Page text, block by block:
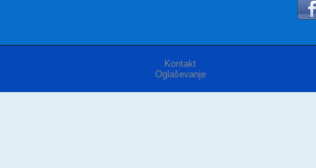
Kontakt
Oglaševanje